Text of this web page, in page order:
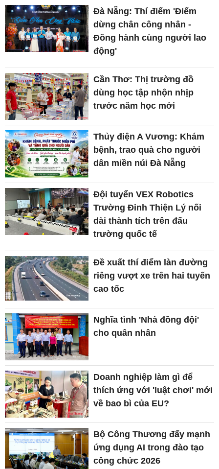
Đà Nẵng: Thí điểm 'Điểm
dừng chân công nhân -
Đồng hành cùng người lao
động'
Cần Thơ: Thị trường đồ
dùng học tập nhộn nhịp
trước năm học mới
Thủy điện A Vương: Khám
bệnh, trao quà cho người
dân miền núi Đà Nẵng
Đội tuyển VEX Robotics
Trường Đinh Thiện Lý nối
dài thành tích trên đấu
trường quốc tế
Đề xuất thí điểm làn đường
riêng vượt xe trên hai tuyến
cao tốc
Nghĩa tình 'Nhà đồng đội'
cho quân nhân
Doanh nghiệp làm gì để
thích ứng với 'luật chơi' mới
về bao bì của EU?
Bộ Công Thương đẩy mạnh
ứng dụng AI trong đào tạo
công chức 2026